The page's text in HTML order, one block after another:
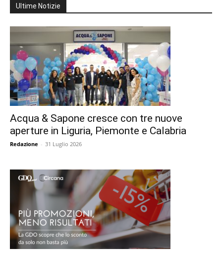
Ultime Notizie
Acqua & Sapone cresce con tre nuove
aperture in Liguria, Piemonte e Calabria
Redazione - 31 Luglio 2026